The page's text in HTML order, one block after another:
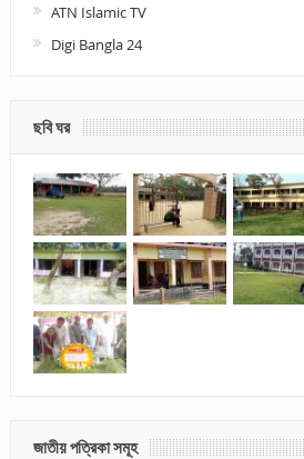
ATN Islamic TV
Digi Bangla 24
ছবি ঘর
জাতীয় পত্রিকা সমূহ